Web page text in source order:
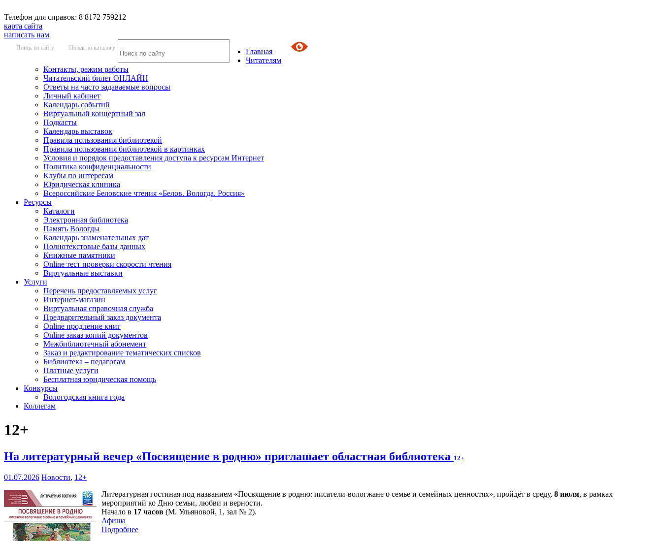
Телефон для справок: 8 8172 759212
карта сайта
написать нам
Поиск по сайту Поиск по каталогу
Главная
Читателям
Контакты, режим работы
Читательский билет ОНЛАЙН
Ответы на часто задаваемые вопросы
Личный кабинет
Календарь событий
Виртуальный концертный зал
Подкасты
Календарь выставок
Правила пользования библиотекой
Правила пользования библиотекой в картинках
Условия и порядок предоставления доступа к ресурсам Интернет
Политика конфиденциальности
Клубы по интересам
Юридическая клиника
Всероссийские Беловские чтения «Белов. Вологда. Россия»
Ресурсы
Каталоги
Электронная библиотека
Память Вологды
Календарь знаменательных дат
Полнотекстовые базы данных
Книжные памятники
Online тест проверки скорости чтения
Виртуальные выставки
Услуги
Перечень предоставляемых услуг
Интернет-магазин
Виртуальная справочная служба
Предварительный заказ документа
Online продление книг
Online заказ копий документов
Межбиблиотечный абонемент
Заказ и редактирование тематических списков
Библиотека – педагогам
Платные услуги
Бесплатная юридическая помощь
Конкурсы
Вологодская книга года
Коллегам
12+
На литературный вечер «Посвящение в родню» приглашает областная библиотека 12+
01.07.2026 Новости, 12+
Литературная гостиная под названием «Посвящение в родню: писатели-вологжане о семье и семейных ценностях», пройдёт в среду, 8 июля, в рамках
мероприятий ко Дню семьи, любви и верности.
Начало в 17 часов (М. Ульяновой, 1, зал № 2).
Афиша
Подробнее